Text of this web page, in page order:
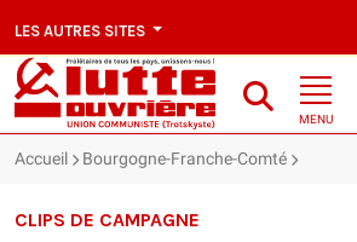
LES AUTRES SITES
MENU
Accueil Bourgogne-Franche-Comté
CLIPS DE CAMPAGNE